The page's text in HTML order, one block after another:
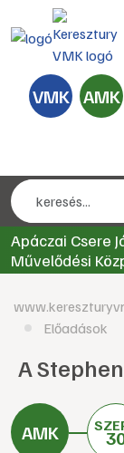
VMK AMK
Apáczai Csere
Művelődési
Előadások
A